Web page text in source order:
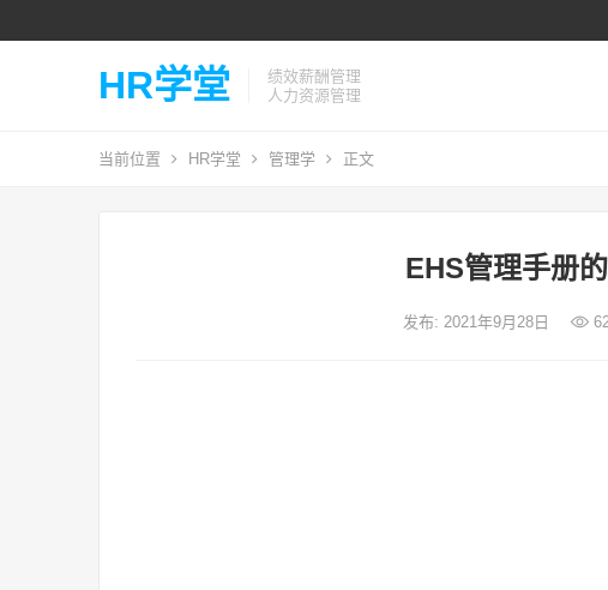
HR学堂
绩效薪酬管理
人力资源管理
当前位置 HR学堂 管理学 正文
EHS管理手册
发布: 2021年9月28日